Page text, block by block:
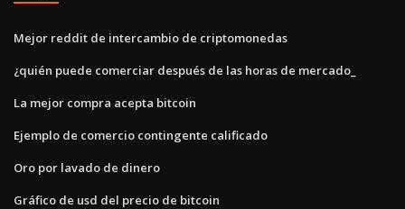
Mejor reddit de intercambio de criptomonedas
¿quién puede comerciar después de las horas de mercado_
La mejor compra acepta bitcoin
Ejemplo de comercio contingente calificado
Oro por lavado de dinero
Gráfico de usd del precio de bitcoin